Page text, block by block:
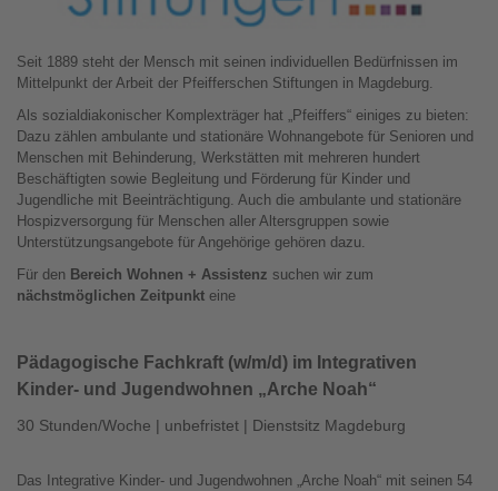
Seit 1889 steht der Mensch mit seinen individuellen Bedürfnissen im
Mittelpunkt der Arbeit der Pfeifferschen Stiftungen in Magdeburg.
Als sozialdiakonischer Komplexträger hat „Pfeiffers“ einiges zu bieten:
Dazu zählen ambulante und stationäre Wohnangebote für Senioren und
Menschen mit Behinderung, Werkstätten mit mehreren hundert
Beschäftigten sowie Begleitung und Förderung für Kinder und
Jugendliche mit Beeinträchtigung. Auch die ambulante und stationäre
Hospizversorgung für Menschen aller Altersgruppen sowie
Unterstützungsangebote für Angehörige gehören dazu.
Für den Bereich Wohnen + Assistenz suchen wir zum
nächstmöglichen Zeitpunkt eine
Pädagogische Fachkraft (w/m/d) im Integrativen
Kinder- und Jugendwohnen „Arche Noah“
30 Stunden/Woche | unbefristet | Dienstsitz Magdeburg
Das Integrative Kinder- und Jugendwohnen „Arche Noah“ mit seinen 54